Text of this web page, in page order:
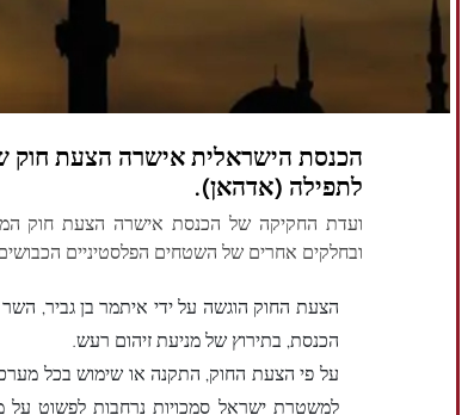
הכנסת הישראלית אישרה הצעת חוק
לתפילה (אדהאן).
ועדת החקיקה של הכנסת אישרה הצעת חוק
ובחלקים אחרים של השטחים הפלסטיניים
הצעת החוק הוגשה על ידי איתמר בן גביר,
הכנסת, בתירוץ של מניעת זיהום רעש.
על פי הצעת החוק, התקנה או שימוש בכל